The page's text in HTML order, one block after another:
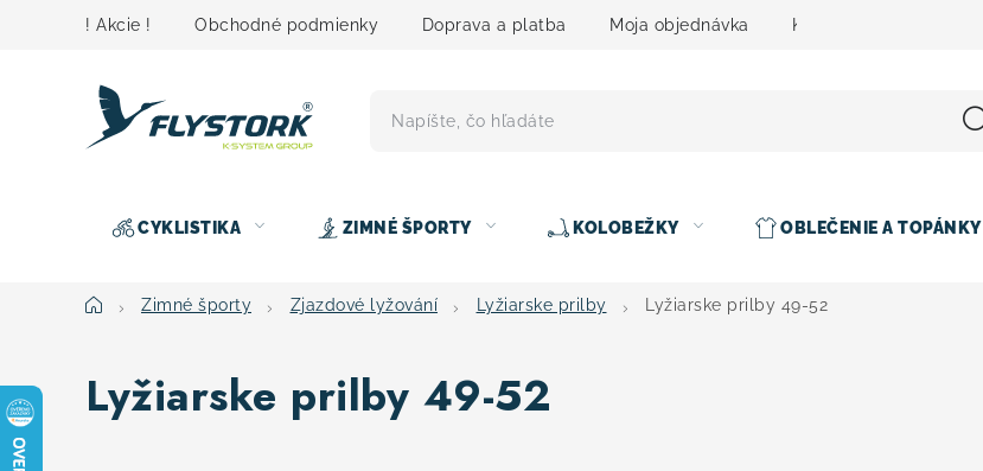
! Akcie ! Obchodné podmienky Doprava a platba Moja objednávka Kontakty
CYKLISTIKA ZIMNÉ ŠPORTY KOLOBEŽKY OBLEČENIE A TOPÁNKY
DomovZimné športy Zjazdové lyžování Lyžiarske prilby Lyžiarske prilby 49-52
Lyžiarske prilby 49-52